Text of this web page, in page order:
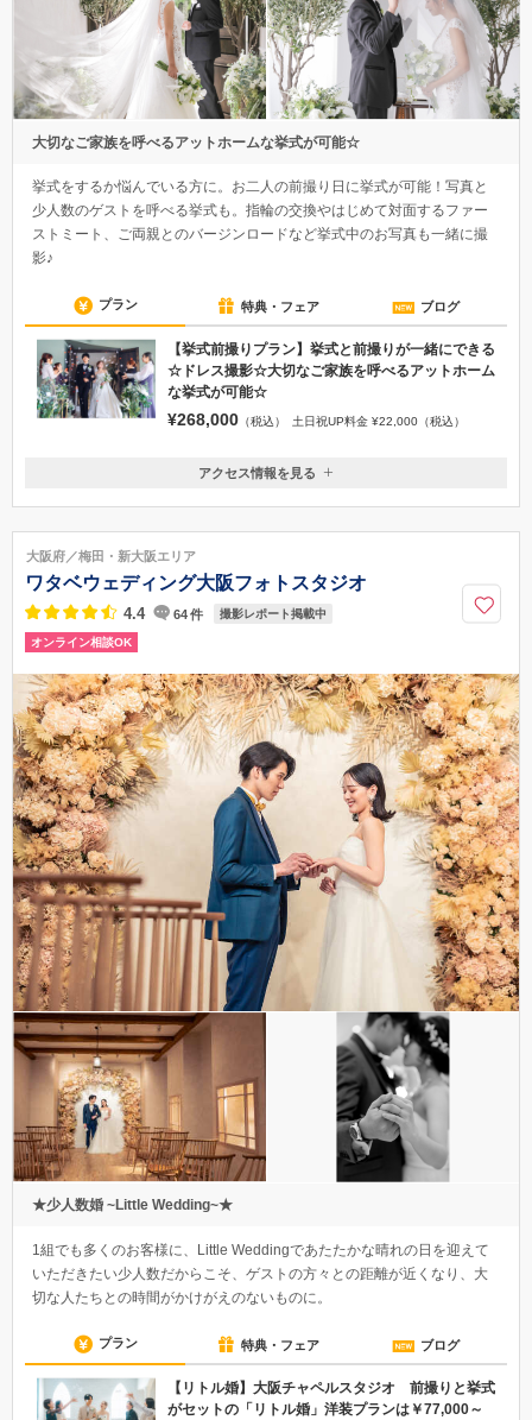
大切なご家族を呼べるアットホームな挙式が可能☆
挙式をするか悩んでいる方に。お二人の前撮り日に挙式が可能！写真と
少人数のゲストを呼べる挙式も。指輪の交換やはじめて対面するファー
ストミート、ご両親とのバージンロードなど挙式中のお写真も一緒に撮
影♪
プラン 特典・フェア ブログ
【挙式前撮りプラン】挙式と前撮りが一緒にできる
☆ドレス撮影☆大切なご家族を呼べるアットホーム
な挙式が可能☆
¥268,000 （税込） 土日祝UP料金 ¥22,000（税込）
大阪府大阪市中央区内本町２丁目4−12 中央内本町ビル8階
より徒歩6分
06-6945-7501
アクセス情報を見る
大阪府／梅田・新大阪エリア
ワタベウェディング大阪フォトスタジオ
4.4 64件 撮影レポート掲載中
オンライン相談OK
★少人数婚 ~Little Wedding~★
1組でも多くのお客様に、Little Weddingであたたかな晴れの日を迎えて
いただきたい少人数だからこそ、ゲストの方々との距離が近くなり、大
切な人たちとの時間がかけがえのないものに。
プラン 特典・フェア ブログ
【リトル婚】大阪チャペルスタジオ 前撮りと挙式
がセットの「リトル婚」洋装プランは￥77,000～